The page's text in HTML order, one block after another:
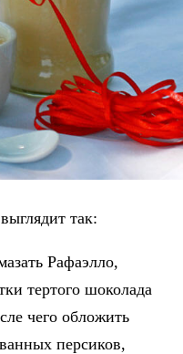
так:
Рафаэлло,
тертого шоколада
чего обложить
персиков,